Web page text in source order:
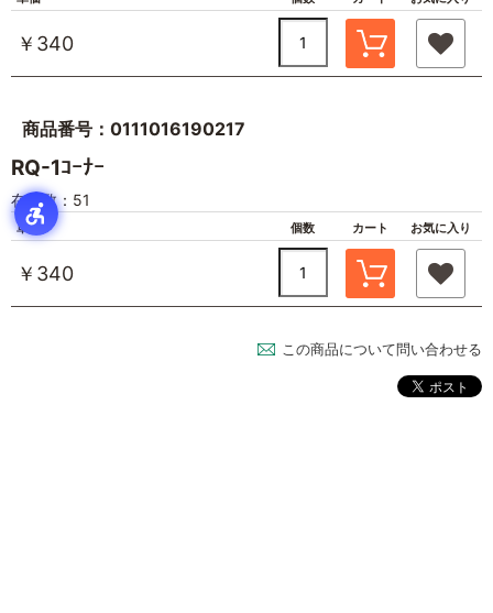
￥340
商品番号：0111016190217
RQ-1ｺｰﾅｰ
在庫数：51
単価 個数 カート お気に入り
￥340
この商品について問い合わせる